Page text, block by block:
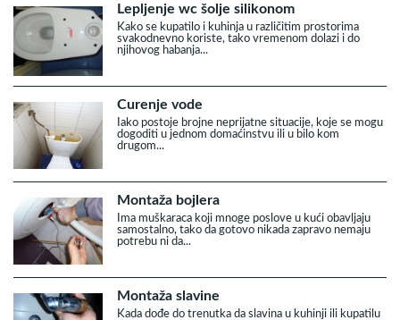
Lepljenje wc šolje silikonom
Kako se kupatilo i kuhinja u različitim prostorima
svakodnevno koriste, tako vremenom dolazi i do
njihovog habanja...
Curenje vode
Iako postoje brojne neprijatne situacije, koje se mogu
dogoditi u jednom domaćinstvu ili u bilo kom
drugom...
Montaža bojlera
Ima muškaraca koji mnoge poslove u kući obavljaju
samostalno, tako da gotovo nikada zapravo nemaju
potrebu ni da...
Montaža slavine
Kada dođe do trenutka da slavina u kuhinji ili kupatilu